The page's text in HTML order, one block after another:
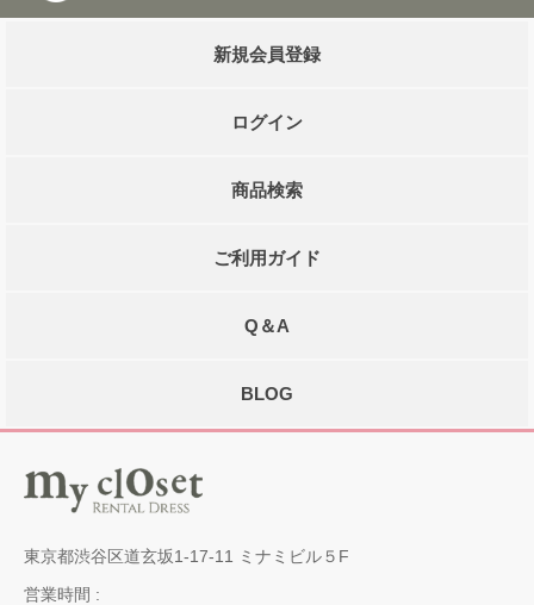
新規会員登録
ログイン
商品検索
ご利用ガイド
Q＆A
BLOG
東京都渋谷区道玄坂1-17-11 ミナミビル５F
営業時間 :